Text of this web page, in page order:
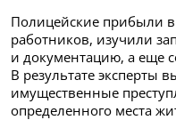
Полицейские прибыли
работников, изучили
и документацию, а еще
В результате эксперты
имущественные
определенного места